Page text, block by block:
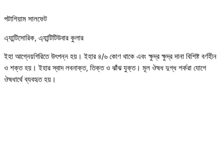
পটাশিয়াম সালফেট
এ্যান্টিসোরিক, এ্যান্টিটিউবার কুলার
ইহা আগ্নেয়গিরিতে উৎপন্ন হয়। ইহার ৪/৬ কোণ থাকে এবং ক্ষুদ্র ক্ষুদ্র দানা বিশিষ্ট বর্ণহীন
ও শক্ত হয়। ইহার স্বাদ লবনাক্ত, তিক্ত ও ঝাঁঝ যুক্ত। মূল ঔষধ দুগ্ধ শর্করা যোগে
ঔষধার্থে ব্যবহৃত হয়।